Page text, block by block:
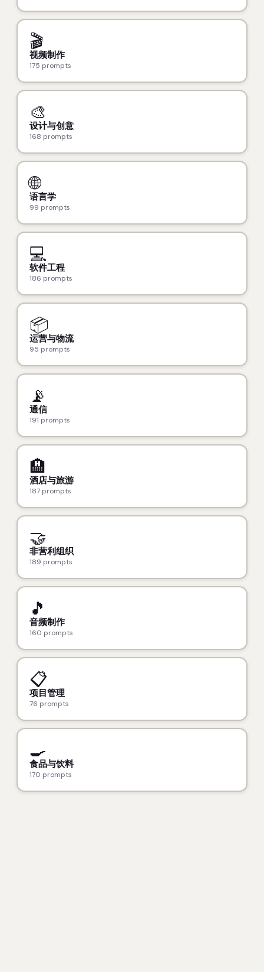
🎬
视频制作
175 prompts
🎨
设计与创意
168 prompts
🌐
语言学
99 prompts
💻
软件工程
186 prompts
📦
运营与物流
95 prompts
📡
通信
191 prompts
🏨
酒店与旅游
187 prompts
🤝
非营利组织
189 prompts
🎵
音频制作
160 prompts
📋
项目管理
76 prompts
🍳
食品与饮料
170 prompts